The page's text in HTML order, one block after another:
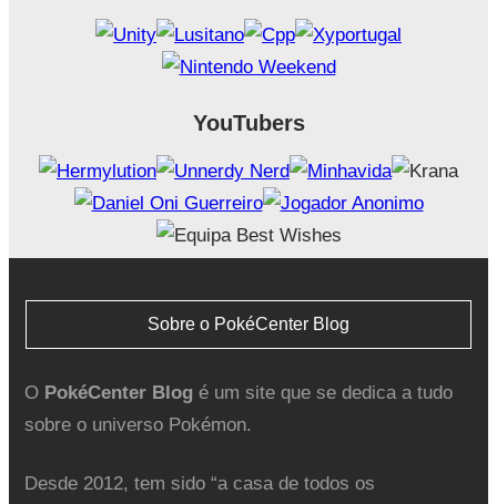
YouTubers
Sobre o PokéCenter Blog
O PokéCenter Blogé um site que se dedica a tudo
sobre o universo Pokémon.
Desde 2012, tem sido “a casa de todos os